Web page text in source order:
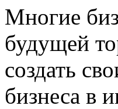
Многие
будущей
создать
бизнеса в